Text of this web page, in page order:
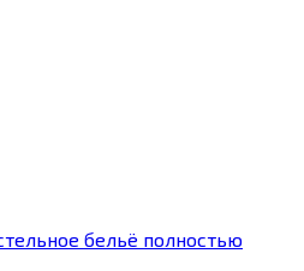
бельё полностью